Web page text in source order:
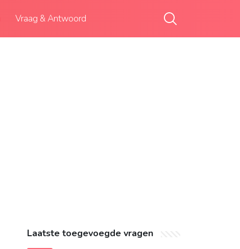
Vraag & Antwoord
Laatste toegevoegde vragen